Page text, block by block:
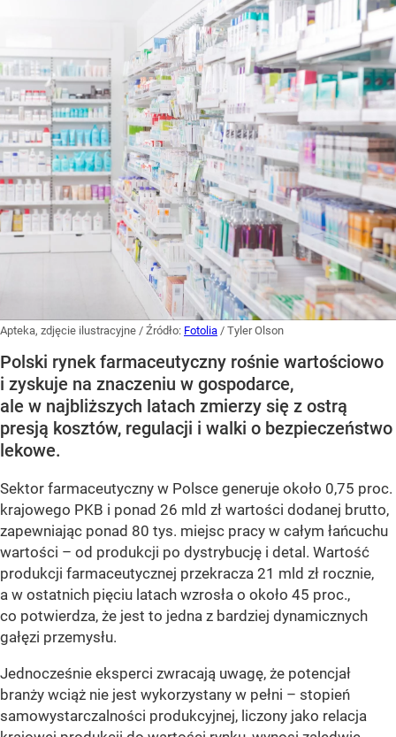
Apteka, zdjęcie ilustracyjne / Źródło: Fotolia / Tyler Olson
Polski rynek farmaceutyczny rośnie wartościowo
i zyskuje na znaczeniu w gospodarce,
ale w najbliższych latach zmierzy się z ostrą
presją kosztów, regulacji i walki o bezpieczeństwo
lekowe.
Sektor farmaceutyczny w Polsce generuje około 0,75 proc.
krajowego PKB i ponad 26 mld zł wartości dodanej brutto,
zapewniając ponad 80 tys. miejsc pracy w całym łańcuchu
wartości – od produkcji po dystrybucję i detal. Wartość
produkcji farmaceutycznej przekracza 21 mld zł rocznie,
a w ostatnich pięciu latach wzrosła o około 45 proc.,
co potwierdza, że jest to jedna z bardziej dynamicznych
gałęzi przemysłu.
Jednocześnie eksperci zwracają uwagę, że potencjał
branży wciąż nie jest wykorzystany w pełni – stopień
samowystarczalności produkcyjnej, liczony jako relacja